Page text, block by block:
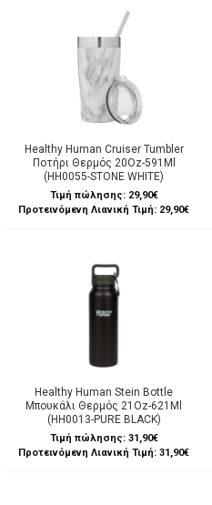
Healthy Human Cruiser Tumbler
Ποτήρι Θερμός 20Oz-591Ml
(HH0055-STONE WHITE)
Τιμή πώλησης: 29,90€
Προτεινόμενη Λιανική Τιμή: 29,90€
Healthy Human Stein Bottle
Μπουκάλι Θερμός 21Oz-621Ml
(HH0013-PURE BLACK)
Τιμή πώλησης: 31,90€
Προτεινόμενη Λιανική Τιμή: 31,90€